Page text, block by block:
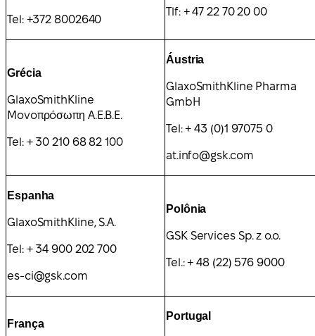
Tel: +372 8002640
Tlf: + 47 22 70 20 00
Grécia
GlaxoSmithKline
Movoπρóσωπη A.E.B.E.
Tel: + 30 210 68 82 100
Áustria
GlaxoSmithKline Pharma
GmbH
Tel: + 43 (0)1 97075 0
at.info@gsk.com
Espanha
GlaxoSmithKline, S.A.
Tel: + 34 900 202 700
es-ci@gsk.com
Polônia
GSK Services Sp. z o.o.
Tel.: + 48 (22) 576 9000
França
Portugal